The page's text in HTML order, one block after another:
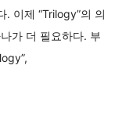
. 이제 “Trilogy”의 의
가 더 필요하다. 부